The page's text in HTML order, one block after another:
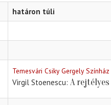
határon túli
Temesvári Csiky Gergely Színház
Virgil Stoenescu A